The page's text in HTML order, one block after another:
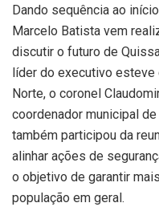
Dando sequência ao
Marcelo Batista vem
discutir o futuro de
líder do executivo
Norte, o coronel
coordenador municipal
também participou da
alinhar ações de
o objetivo de garantir
população em geral.